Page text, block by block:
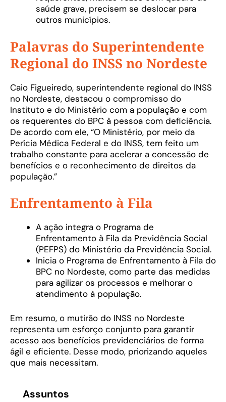
saúde grave, precisem se deslocar para
outros municípios.
Palavras do Superintendente
Regional do INSS no Nordeste
Caio Figueiredo, superintendente regional do INSS
no Nordeste, destacou o compromisso do
Instituto e do Ministério com a população e com
os requerentes do BPC à pessoa com deficiência.
De acordo com ele, “O Ministério, por meio da
Perícia Médica Federal e do INSS, tem feito um
trabalho constante para acelerar a concessão de
benefícios e o reconhecimento de direitos da
população.”
Enfrentamento à Fila
A ação integra o Programa de
Enfrentamento à Fila da Previdência Social
(PEFPS) do Ministério da Previdência Social.
Inicia o Programa de Enfrentamento à Fila do
BPC no Nordeste, como parte das medidas
para agilizar os processos e melhorar o
atendimento à população.
Em resumo, o mutirão do INSS no Nordeste
representa um esforço conjunto para garantir
acesso aos benefícios previdenciários de forma
ágil e eficiente. Desse modo, priorizando aqueles
que mais necessitam.
Assuntos